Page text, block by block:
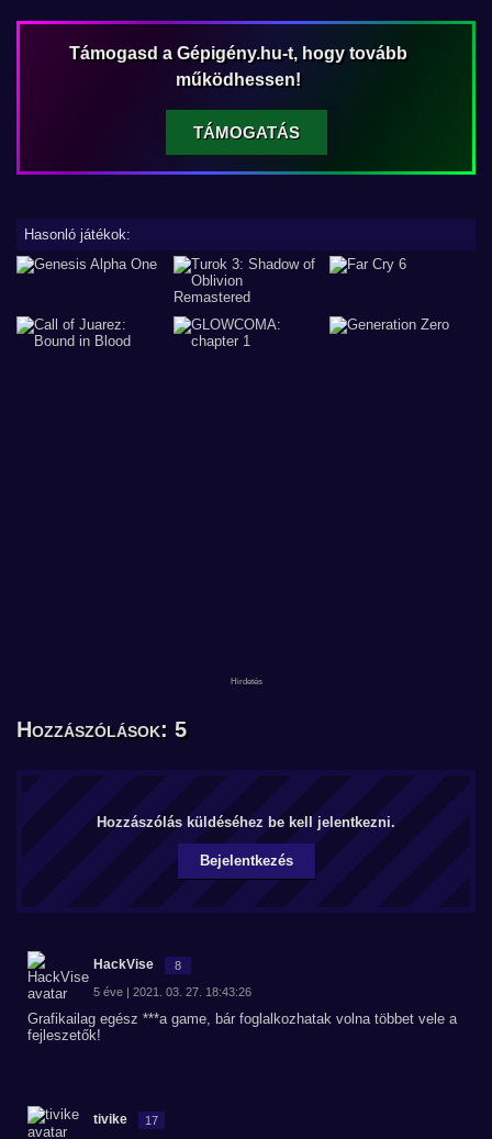
Támogasd a Gépigény.hu-t, hogy tovább
működhessen!
TÁMOGATÁS
Hasonló játékok:
Hozzászólások: 5
Hozzászólás küldéséhez be kell jelentkezni.
Bejelentkezés
HackVise 8
5 éve | 2021. 03. 27. 18:43:26
Grafikailag egész ***a game, bár foglalkozhatak volna többet vele a
fejleszetők!
tivike 17